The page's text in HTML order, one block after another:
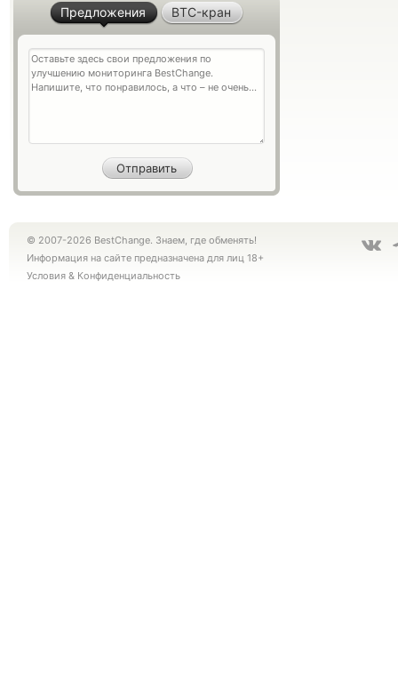
Предложения BTC-кран
© 2007-2026 BestChange. Знаем, где обменять!
Информация на сайте предназначена для лиц 18+
Условия & Конфиденциальность